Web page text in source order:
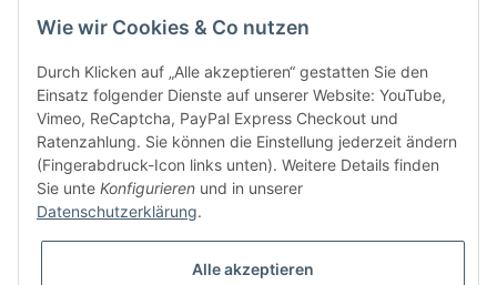
Bitte senden Sie mir entsprechend IhrerDatenschutzerklärung
* Alle Preise inkl. gesetzlicher USt., zzgl.
Wie wir Cookies & Co nutzen
Durch Klicken auf „Alle akzeptieren“ gestatten Sie den
Einsatz folgender Dienste auf unserer Website: YouTube,
Vimeo, ReCaptcha, PayPal Express Checkout und
Ratenzahlung. Sie können die Einstellung jederzeit ändern
(Fingerabdruck-Icon links unten). Weitere Details finden
Sie unte Konfigurieren und in unserer
Datenschutzerklärung.
Alle akzeptieren